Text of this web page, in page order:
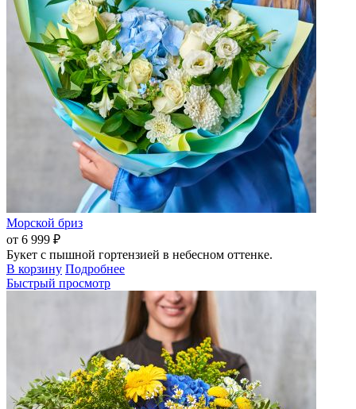
Морской бриз
от 6 999 ₽
Букет с пышной гортензией в небесном оттенке.
В корзину Подробнее
Быстрый просмотр